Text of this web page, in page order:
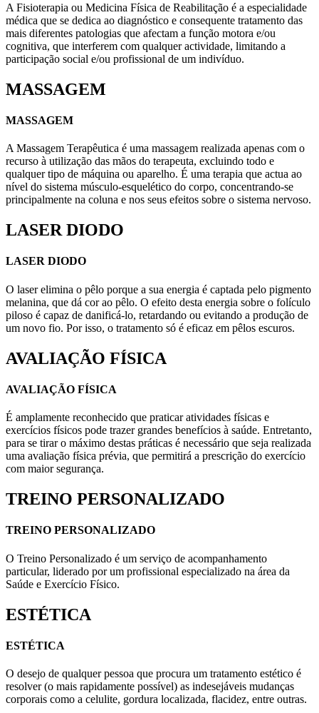
A Fisioterapia ou Medicina Física de Reabilitação é a especialidade
médica que se dedica ao diagnóstico e consequente tratamento das
mais diferentes patologias que afectam a função motora e/ou
cognitiva, que interferem com qualquer actividade, limitando a
participação social e/ou profissional de um indivíduo.
MASSAGEM
MASSAGEM
A Massagem Terapêutica é uma massagem realizada apenas com o
recurso à utilização das mãos do terapeuta, excluindo todo e
qualquer tipo de máquina ou aparelho. É uma terapia que actua ao
nível do sistema músculo-esquelético do corpo, concentrando-se
principalmente na coluna e nos seus efeitos sobre o sistema nervoso.
LASER DIODO
LASER DIODO
O laser elimina o pêlo porque a sua energia é captada pelo pigmento
melanina, que dá cor ao pêlo. O efeito desta energia sobre o folículo
piloso é capaz de danificá-lo, retardando ou evitando a produção de
um novo fio. Por isso, o tratamento só é eficaz em pêlos escuros.
AVALIAÇÃO FÍSICA
AVALIAÇÃO FÍSICA
É amplamente reconhecido que praticar atividades físicas e
exercícios físicos pode trazer grandes benefícios à saúde. Entretanto,
para se tirar o máximo destas práticas é necessário que seja realizada
uma avaliação física prévia, que permitirá a prescrição do exercício
com maior segurança.
TREINO PERSONALIZADO
TREINO PERSONALIZADO
O Treino Personalizado é um serviço de acompanhamento
particular, liderado por um profissional especializado na área da
Saúde e Exercício Físico.
ESTÉTICA
ESTÉTICA
O desejo de qualquer pessoa que procura um tratamento estético é
resolver (o mais rapidamente possível) as indesejáveis mudanças
corporais como a celulite, gordura localizada, flacidez, entre outras.